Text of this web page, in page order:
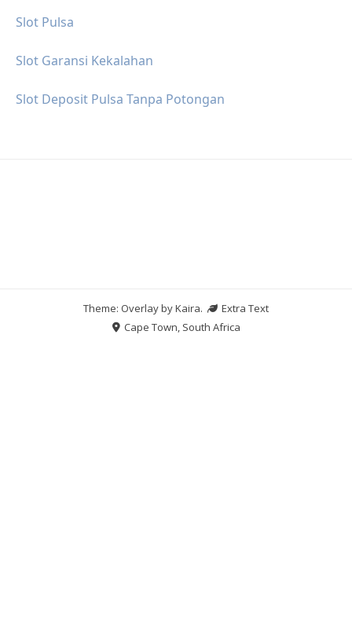
Slot Pulsa
Slot Garansi Kekalahan
Slot Deposit Pulsa Tanpa Potongan
Theme: Overlay byKaira.
Extra Text
Cape Town, South Africa